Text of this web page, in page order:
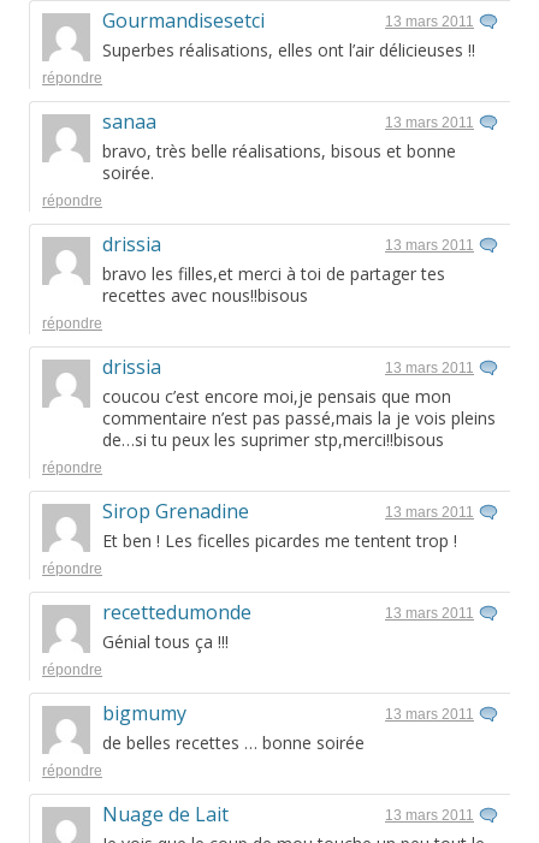
Gourmandisesetci 13 mars 2011
Superbes réalisations, elles ont l’air délicieuses !!
répondre
sanaa 13 mars 2011
bravo, très belle réalisations, bisous et bonne
soirée.
répondre
drissia 13 mars 2011
bravo les filles,et merci à toi de partager tes
recettes avec nous!!bisous
répondre
drissia 13 mars 2011
coucou c’est encore moi,je pensais que mon
commentaire n’est pas passé,mais la je vois pleins
de…si tu peux les suprimer stp,merci!!bisous
répondre
Sirop Grenadine 13 mars 2011
Et ben ! Les ficelles picardes me tentent trop !
répondre
recettedumonde 13 mars 2011
Génial tous ça !!!
répondre
bigmumy 13 mars 2011
de belles recettes … bonne soirée
répondre
Nuage de Lait 13 mars 2011